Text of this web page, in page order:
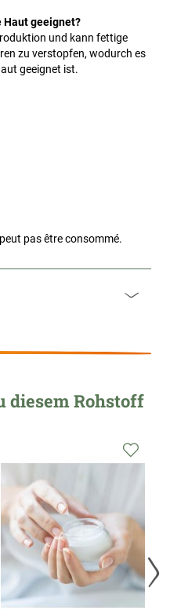
Haut geeignet?
und kann fettige
zu verstopfen, wodurch es
geeignet ist.
pas être consommé.
diesem Rohstoff